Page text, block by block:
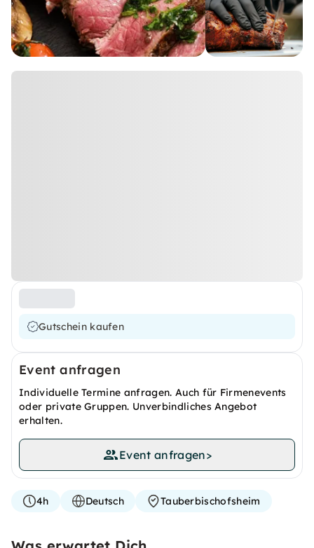
Gutschein kaufen
Event anfragen
Individuelle Termine anfragen. Auch für Firmenevents
oder private Gruppen. Unverbindliches Angebot
erhalten.
Event anfragen>
4h Deutsch Tauberbischofsheim